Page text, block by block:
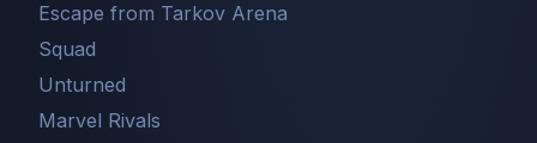
Escape from Tarkov Arena
Squad
Unturned
Marvel Rivals